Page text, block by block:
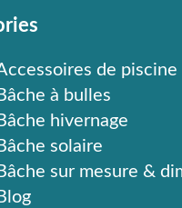
de piscine
à bulles
hivernage
solaire
sur mesure &